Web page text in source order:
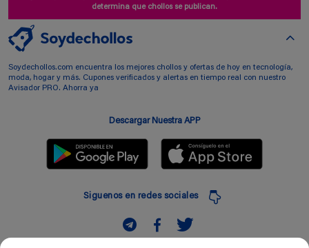
determina que chollos se publican.
Soydechollos.com encuentra los mejores chollos y ofertas de hoy en tecnología,
moda, hogar y más. Cupones verificados y alertas en tiempo real con nuestro
Avisador PRO. Ahorra ya
Descargar Nuestra APP
Siguenos en redes sociales